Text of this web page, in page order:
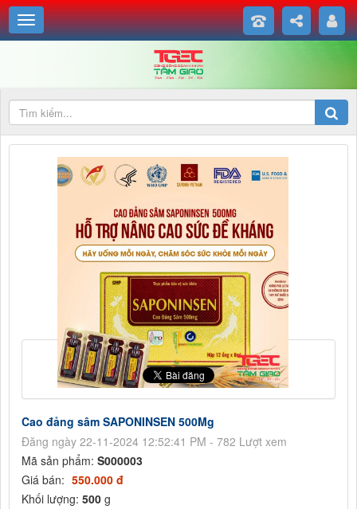
Hỗ trợ nâng cao sức đề kháng cho cơ thể, tăng cường sức khỏe, tăng
cường khả miễn dịch, bảo vệ gan, hệ tiêu hóa và các chức năng khác.
Tăng cường sức khỏe, nuôi dưỡng cơ thể, bồi bổ trí não và hồi phục
Ức chế sự phát triển của tế bào ung thư, làm giảm lượng mỡ trong
Ngăn ngừa lão hóa, làm cho làn da được tái tạo & khỏe đẹp từ bên
trong.
Giúp máu huyết lưu thông, điều hòa huyết áp, có thể sử dụng sau khi
uống rượu bia như chất giải rượu.
Giúp giảm triệu chứng mất ngủ, để có giấc ngủ ngon.">
Cao đảng sâm SAPONINSEN 500Mg
Đăng ngày 22-11-2024 12:52:41 PM - 782 Lượt xem
Mã sản phẩm: S000003
Giá bán: 550.000 đ
Khối lượng: 500 g